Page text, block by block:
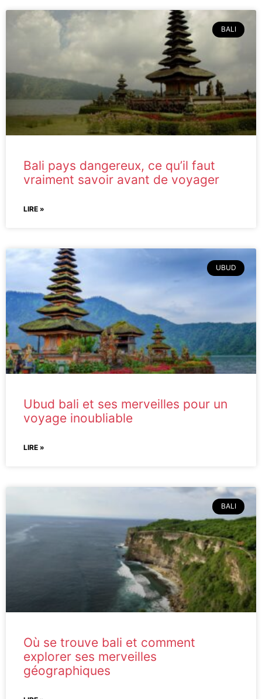
BALI
Bali pays dangereux, ce qu’il faut
vraiment savoir avant de voyager
LIRE »
UBUD
Ubud bali et ses merveilles pour un
voyage inoubliable
LIRE »
BALI
Où se trouve bali et comment
explorer ses merveilles
géographiques